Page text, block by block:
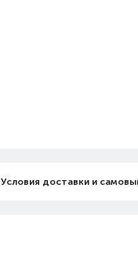
Условия доставки и